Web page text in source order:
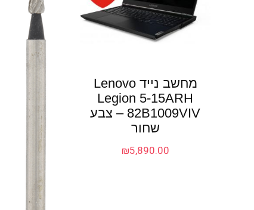
מחשב נייד Lenovo
Legion 5-15ARH
82B1009VIV – צבע
שחור
₪5,890.00